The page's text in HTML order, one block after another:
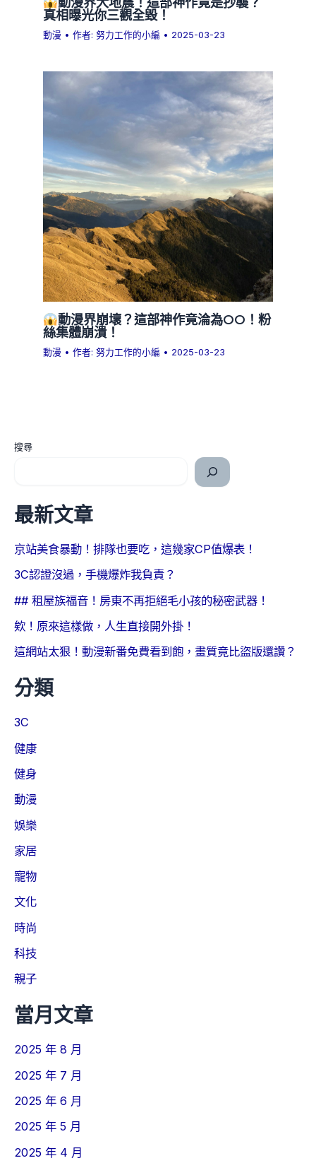
真相曝光你三觀全毀！
動漫 • 作者:努力工作的小編 • 2025-03-23
動漫界崩壞？這部神作竟淪為OO！粉
絲集體崩潰！
動漫 • 作者:努力工作的小編 • 2025-03-23
搜尋
最新文章
京站美食暴動！排隊也要吃，這幾家CP值爆表！
3C認證沒過，手機爆炸我負責？
## 租屋族福音！房東不再拒絕毛小孩的秘密武器！
欸！原來這樣做，人生直接開外掛！
這網站太狠！動漫新番免費看到飽，畫質竟比盜版還讚？
分類
3C
健康
健身
動漫
娛樂
家居
寵物
文化
時尚
科技
親子
當月文章
2025 年 8 月
2025 年 7 月
2025 年 6 月
2025 年 5 月
2025 年 4 月